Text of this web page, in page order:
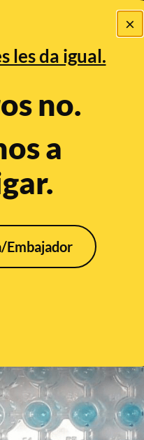
×
les da igual.
no.
a
Embajador
Especial Ceuta•
PREBUNKING
en un test